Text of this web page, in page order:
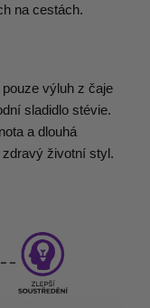
na cestách.
výluh z čaje
sladidlo stévie.
a dlouhá
životní styl.